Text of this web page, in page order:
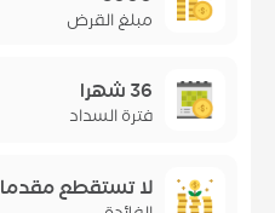
مبلغ القرض
36 شهرا
فترة السداد
لا تستقطع مقدما